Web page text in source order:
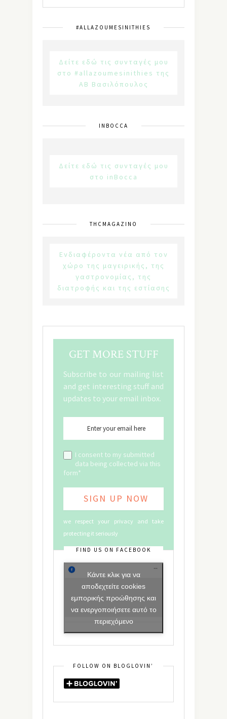
#ALLAZOUMESINITHIES
Δείτε εδώ τις συνταγές μου
στο #allazoumesinithies της
ΑΒ Βασιλόπουλος
INBOCCA
Δείτε εδώ τις συνταγές μου
στο inBocca
THCMAGAZINO
Ενδιαφέροντα νέα από τον
χώρο της μαγειρικής, της
γαστρονομίας, της
διατροφής και της εστίασης
GET MORE STUFF
Subscribe to our mailing list
and get interesting stuff and
updates to your email inbox.
I consent to my submitted
data being collected via this
form*
we respect your privacy and take
protecting it seriously
FIND US ON FACEBOOK
Κάντε κλικ για να
αποδεχτείτε cookies
εμπορικής προώθησης και
να ενεργοποιήσετε αυτό το
περιεχόμενο
FOLLOW ON BLOGLOVIN’